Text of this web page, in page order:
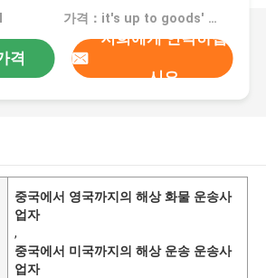
가격：it's up to goods' weight
격
저희에게 연락하십
시오
중국에서 영국까지의 해상 화물 운송사
업자
,
중국에서 미국까지의 해상 운송 운송사
업자